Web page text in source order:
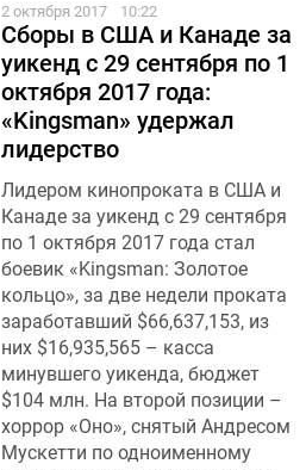
2 октября 2017 10:22
Сборы в США и Канаде за
уикенд с 29 сентября по 1
октября 2017 года:
«Kingsman» удержал
лидерство
Лидером кинопроката в США и
Канаде за уикенд с 29 сентября
по 1 октября 2017 года стал
боевик «Kingsman: Золотое
кольцо», за две недели проката
заработавший $66,637,153, из
них $16,935,565 – касса
минувшего уикенда, бюджет
$104 млн. На второй позиции –
хоррор «Оно», снятый Андресом
Мускетти по одноименному